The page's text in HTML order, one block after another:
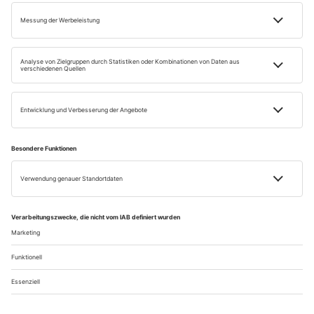
Impressum
Widerrufsbelehrung
AGB
Retour
Vertrag widerrufen
Einige Bilder auf dieser Website wurden mithilfe künstlicher Intelligenz erstellt.